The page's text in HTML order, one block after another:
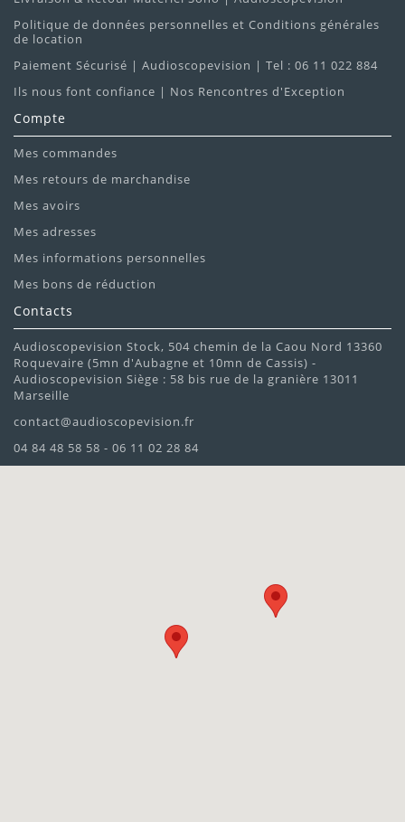
Politique de données personnelles et Conditions générales
de location
Paiement Sécurisé | Audioscopevision | Tel : 06 11 022 884
Ils nous font confiance | Nos Rencontres d'Exception
Compte
Mes commandes
Mes retours de marchandise
Mes avoirs
Mes adresses
Mes informations personnelles
Mes bons de réduction
Contacts
Audioscopevision Stock, 504 chemin de la Caou Nord 13360
Roquevaire (5mn d'Aubagne et 10mn de Cassis) -
Audioscopevision Siège : 58 bis rue de la granière 13011
Marseille
contact@audioscopevision.fr
04 84 48 58 58 - 06 11 02 28 84